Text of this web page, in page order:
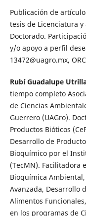
Publicación de
tesis de Licenciatura
Doctorado.
y/o apoyo a perfil
13472@uagro.mx,
Rubí Guadalupe
tiempo completo
de Ciencias
Guerrero (UAGro).
Productos Bióticos
Desarrollo de
Bioquímico por el
(TecMN). Facilitadora
Bioquímica
Avanzada, Desarrollo
Alimentos
en los programas de